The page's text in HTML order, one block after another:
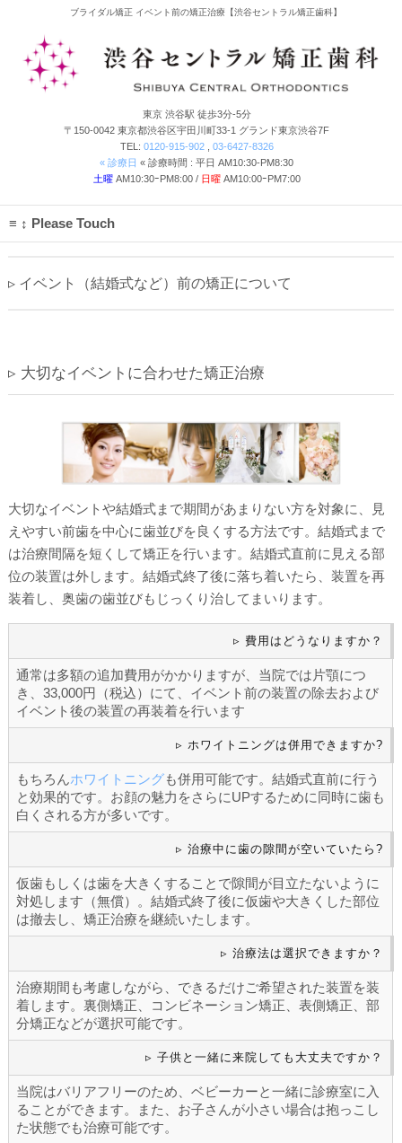
ブライダル矯正 イベント前の矯正治療【渋谷セントラル矯正歯科】
東京 渋谷駅 徒歩3分-5分
〒150-0042 東京都渋谷区宇田川町33-1 グランド東京渋谷7F
TEL: 0120-915-902, 03-6427-8326
« 診療日 « 診療時間 : 平日 AM10:30-PM8:30
土曜AM10:30ｰPM8:00 / 日曜AM10:00ｰPM7:00
↕ Please Touch
▹ イベント（結婚式など）前の矯正について
▹ 大切なイベントに合わせた矯正治療
大切なイベントや結婚式まで期間があまりない方を対象に、見
えやすい前歯を中心に歯並びを良くする方法です。結婚式まで
は治療間隔を短くして矯正を行います。結婚式直前に見える部
位の装置は外します。結婚式終了後に落ち着いたら、装置を再
装着し、奥歯の歯並びもじっくり治してまいります。
▹ 費用はどうなりますか？
通常は多額の追加費用がかかりますが、当院では片顎につ
き、33,000円（税込）にて、イベント前の装置の除去および
イベント後の装置の再装着を行います
▹ ホワイトニングは併用できますか?
もちろんホワイトニングも併用可能です。結婚式直前に行う
と効果的です。お顔の魅力をさらにUPするために同時に歯も
白くされる方が多いです。
▹ 治療中に歯の隙間が空いていたら?
仮歯もしくは歯を大きくすることで隙間が目立たないように
対処します（無償）。結婚式終了後に仮歯や大きくした部位
は撤去し、矯正治療を継続いたします。
▹ 治療法は選択できますか？
治療期間も考慮しながら、できるだけご希望された装置を装
着します。裏側矯正、コンビネーション矯正、表側矯正、部
分矯正などが選択可能です。
▹ 子供と一緒に来院しても大丈夫ですか？
当院はバリアフリーのため、ベビーカーと一緒に診療室に入
ることができます。また、お子さんが小さい場合は抱っこし
た状態でも治療可能です。